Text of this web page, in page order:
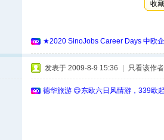
收
★2020 SinoJobs Career Days 中欧
发表于 2009-8-9 15:36 只看该作者
德华旅游 😊东欧六日风情游，339欧